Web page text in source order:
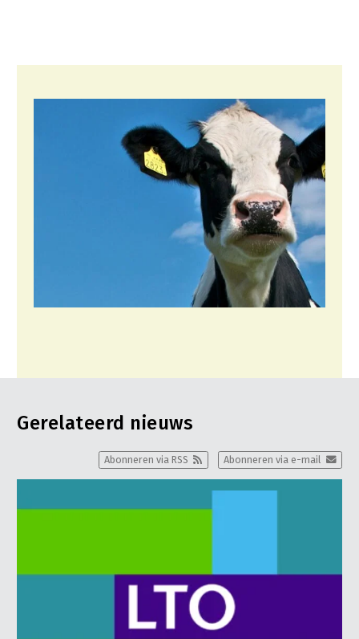
Gerelateerd nieuws
Abonneren via e-mail
Abonneren via RSS